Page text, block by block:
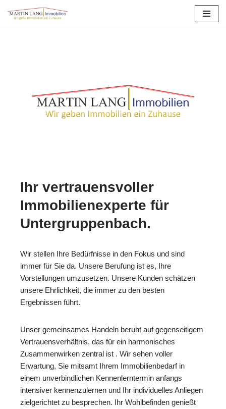
Ihr vertrauensvoller
Immobilienexperte für
Untergruppenbach.
Wir stellen Ihre Bedürfnisse in den Fokus und sind
immer für Sie da. Unsere Berufung ist es, Ihre
Vorstellungen umzusetzen. Unsere Kunden schätzen
unsere Ehrlichkeit, die immer zu den besten
Ergebnissen führt.
Unser gemeinsames Handeln beruht auf gegenseitigem
Vertrauensverhältnis, das für ein harmonisches
Zusammenwirken zentral ist . Wir sehen voller
Erwartung, Sie mitsamt Ihrem Immobilienbedarf in
einem unverbindlichen Kennenlerntermin anfangs
intensiver kennenzulernen und Ihr individuelles Anliegen
zielgerichtet zu besprechen. Ihr Wohlbefinden genießt